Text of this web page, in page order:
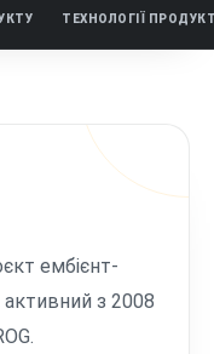
ТЕХНОЛОГІЇ
ембієнт-
з 2008